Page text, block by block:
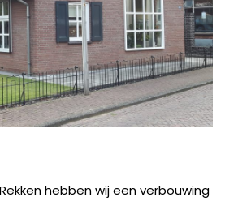
hebben wij een verbouwing